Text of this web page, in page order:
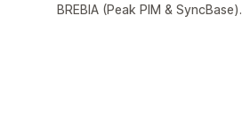
BREBIA (Peak PIM & SyncBase).